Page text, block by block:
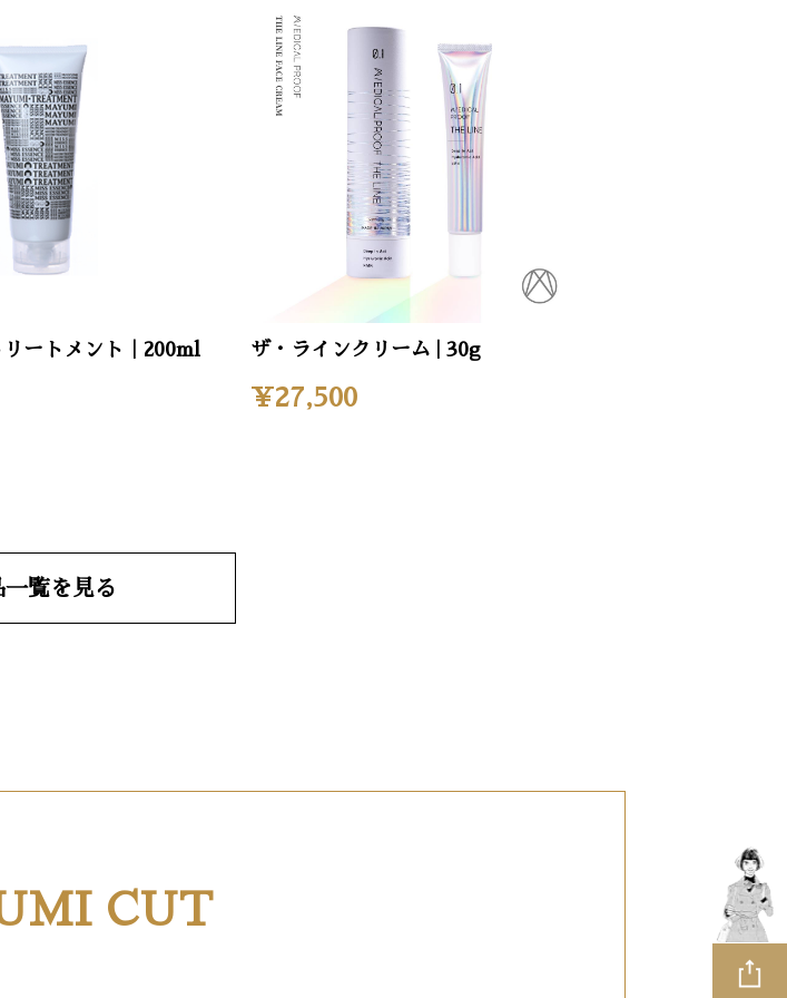
ートメント｜200ml ザ・ラインクリーム | 30g
¥27,500
一覧を見る
CUT